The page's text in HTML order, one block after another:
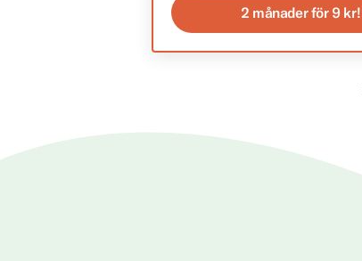
2 månader för 9 kr!